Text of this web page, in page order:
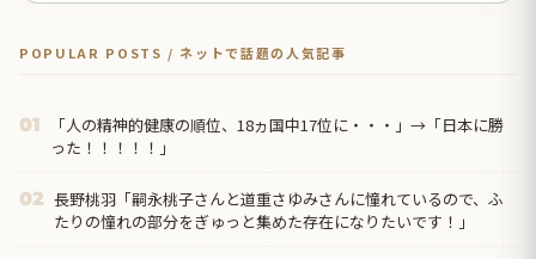
POPULAR POSTS / ネットで話題の人気記事
01
「人の精神的健康の順位、18ヵ国中17位に・・・」→「日本に勝
った！！！！！」
02 長野桃羽「嗣永桃子さんと道重さゆみさんに憧れているので、ふ
たりの憧れの部分をぎゅっと集めた存在になりたいです！」